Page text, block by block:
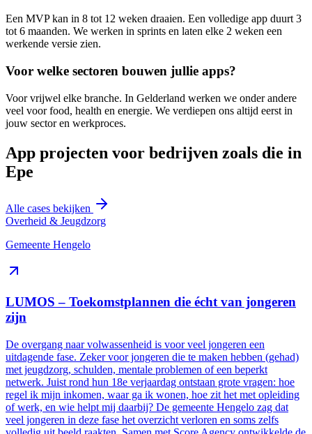
Een MVP kan in 8 tot 12 weken draaien. Een volledige app duurt 3
tot 6 maanden. We werken in sprints en laten elke 2 weken een
werkende versie zien.
Voor welke sectoren bouwen jullie apps?
Voor vrijwel elke branche. In Gelderland werken we onder andere
veel voor food, health en energie. We verdiepen ons altijd eerst in
jouw sector en werkproces.
App projecten voor bedrijven zoals die in
Epe
Alle cases bekijken
Overheid & Jeugdzorg
Gemeente Hengelo
LUMOS – Toekomstplannen die écht van jongeren
zijn
De overgang naar volwassenheid is voor veel jongeren een
uitdagende fase. Zeker voor jongeren die te maken hebben (gehad)
met jeugdzorg, schulden, mentale problemen of een beperkt
netwerk. Juist rond hun 18e verjaardag ontstaan grote vragen: hoe
regel ik mijn inkomen, waar ga ik wonen, hoe zit het met opleiding
of werk, en wie helpt mij daarbij? De gemeente Hengelo zag dat
veel jongeren in deze fase het overzicht verloren en soms zelfs